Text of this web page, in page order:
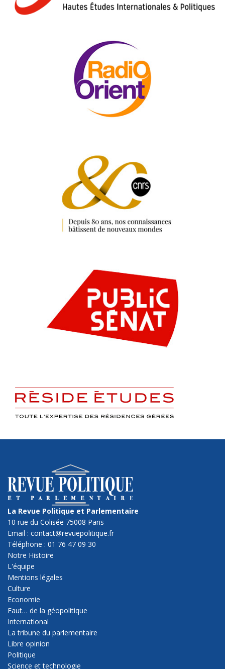
La Revue Politique et Parlementaire
10 rue du Colisée 75008 Paris
Email : contact@revuepolitique.fr
Téléphone : 01 76 47 09 30
Notre Histoire
L'équipe
Mentions légales
Culture
Economie
Faut… de la géopolitique
International
La tribune du parlementaire
Libre opinion
Politique
Science et technologie